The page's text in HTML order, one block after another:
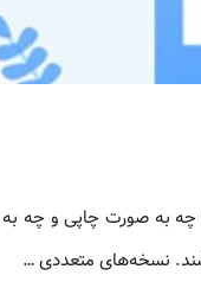
نسخه‌های متعددی …